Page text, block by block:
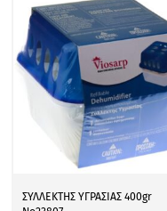
ΣΥΛΛΕΚΤΗΣ ΥΓΡΑΣΙΑΣ 400gr